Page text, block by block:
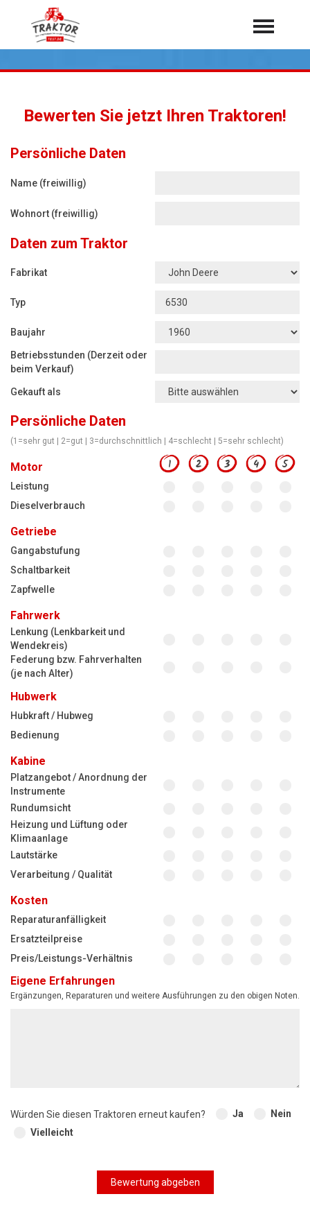
Home
Mähdrescher
Feldhäcksler
Radlader
Rasentraktoren
Jetzt Bewerten
Über 7.000 Testberichte
Bewerten Sie jetzt Ihren Traktoren!
Persönliche Daten
Name (freiwillig)
Wohnort (freiwillig)
Daten zum Traktor
Fabrikat
Typ
Baujahr
Betriebsstunden (Derzeit oder
beim Verkauf)
Gekauft als
Persönliche Daten
(1=sehr gut | 2=gut | 3=durchschnittlich | 4=schlecht | 5=sehr schlecht)
Motor 1 2 3 4 5
Leistung
Dieselverbrauch
Getriebe
Gangabstufung
Schaltbarkeit
Zapfwelle
Fahrwerk
Lenkung (Lenkbarkeit und
Wendekreis)
Federung bzw. Fahrverhalten
(je nach Alter)
Hubwerk
Hubkraft / Hubweg
Bedienung
Kabine
Platzangebot / Anordnung der
Instrumente
Rundumsicht
Heizung und Lüftung oder
Klimaanlage
Lautstärke
Verarbeitung / Qualität
Kosten
Reparaturanfälligkeit
Ersatzteilpreise
Preis/Leistungs-Verhältnis
Eigene Erfahrungen
Ergänzungen, Reparaturen und weitere Ausführungen zu den obigen Noten.
Würden Sie diesen Traktoren erneut kaufen? Ja
Nein
Vielleicht
Bewertung abgeben